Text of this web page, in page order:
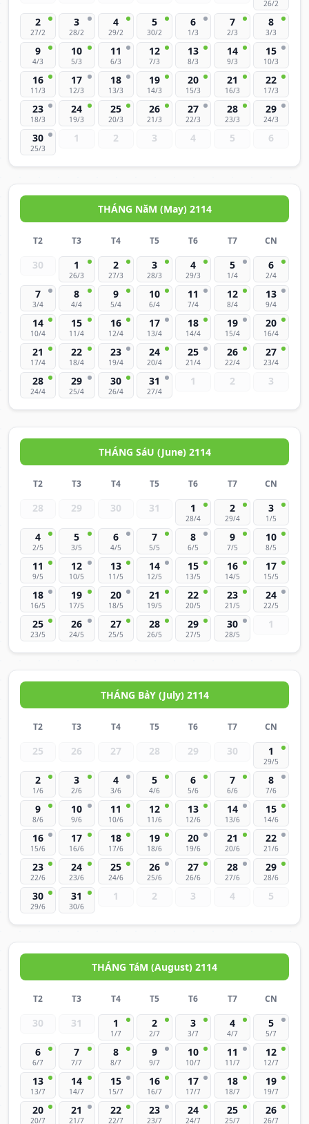
26/2
2
27/2
3
28/2
4
29/2
5
30/2
6
1/3
7
2/3
8
3/3
9
4/3
10
5/3
11
6/3
12
7/3
13
8/3
14
9/3
15
10/3
16
11/3
17
12/3
18
13/3
19
14/3
20
15/3
21
16/3
22
17/3
23
18/3
24
19/3
25
20/3
26
21/3
27
22/3
28
23/3
29
24/3
30
25/3
1 2 3 4 5 6
THÁNG NăM (May) 2114
T2 T3 T4 T5 T6 T7 CN
30 1
26/3
2
27/3
3
28/3
4
29/3
5
1/4
6
2/4
7
3/4
8
4/4
9
5/4
10
6/4
11
7/4
12
8/4
13
9/4
14
10/4
15
11/4
16
12/4
17
13/4
18
14/4
19
15/4
20
16/4
21
17/4
22
18/4
23
19/4
24
20/4
25
21/4
26
22/4
27
23/4
28
24/4
29
25/4
30
26/4
31
27/4
1 2 3
THÁNG SáU (June) 2114
T2 T3 T4 T5 T6 T7 CN
28 29 30 31 1
28/4
2
29/4
3
1/5
4
2/5
5
3/5
6
4/5
7
5/5
8
6/5
9
7/5
10
8/5
11
9/5
12
10/5
13
11/5
14
12/5
15
13/5
16
14/5
17
15/5
18
16/5
19
17/5
20
18/5
21
19/5
22
20/5
23
21/5
24
22/5
25
23/5
26
24/5
27
25/5
28
26/5
29
27/5
30
28/5
1
THÁNG BảY (July) 2114
T2 T3 T4 T5 T6 T7 CN
25 26 27 28 29 30 1
29/5
2
1/6
3
2/6
4
3/6
5
4/6
6
5/6
7
6/6
8
7/6
9
8/6
10
9/6
11
10/6
12
11/6
13
12/6
14
13/6
15
14/6
16
15/6
17
16/6
18
17/6
19
18/6
20
19/6
21
20/6
22
21/6
23
22/6
24
23/6
25
24/6
26
25/6
27
26/6
28
27/6
29
28/6
30
29/6
31
30/6
1 2 3 4 5
THÁNG TáM (August) 2114
T2 T3 T4 T5 T6 T7 CN
30 31 1
1/7
2
2/7
3
3/7
4
4/7
5
5/7
6
6/7
7
7/7
8
8/7
9
9/7
10
10/7
11
11/7
12
12/7
13
13/7
14
14/7
15
15/7
16
16/7
17
17/7
18
18/7
19
19/7
20
20/7
21
21/7
22
22/7
23
23/7
24
24/7
25
25/7
26
26/7